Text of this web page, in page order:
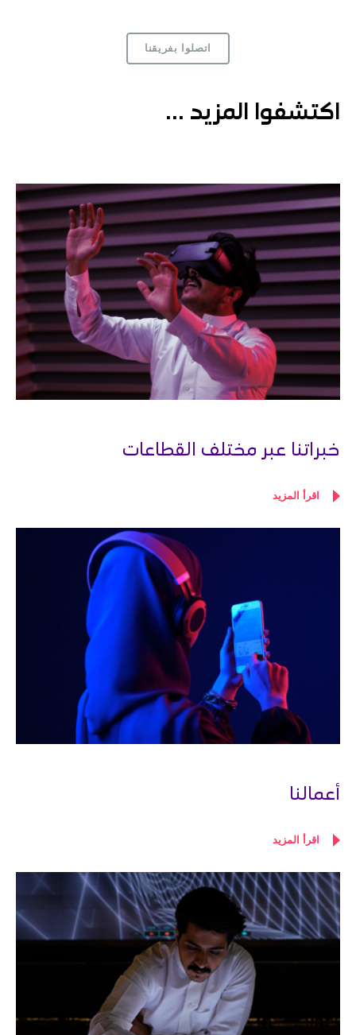
اتصلوا بفريقنا
اكتشفوا المزيد ...
خبراتنا عبر مختلف القطاعات
اقرأ المزيد
أعمالنا
اقرأ المزيد